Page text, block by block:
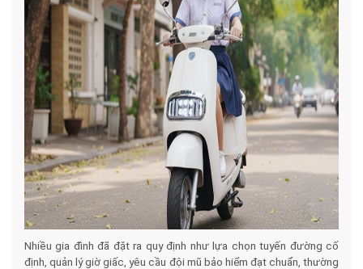
Nhiều gia đình đã đặt ra quy định như lựa chọn tuyến đường cố
định, quản lý giờ giấc, yêu cầu đội mũ bảo hiểm đạt chuẩn, thường